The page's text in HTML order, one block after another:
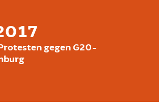
gegen G20-